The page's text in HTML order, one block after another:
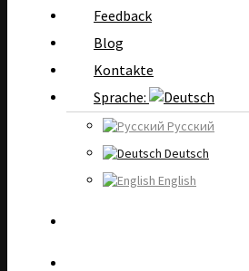
Feedback
Blog
Kontakte
Sprache:
Русский
Deutsch
English